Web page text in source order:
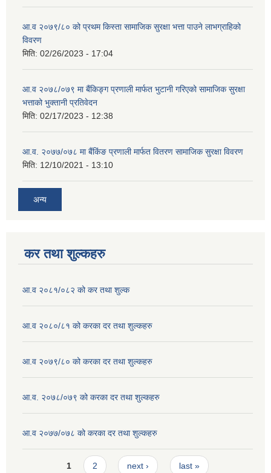
आ.व २०७९/८० को प्रथम किस्ता सामाजिक सुरक्षा भत्ता पाउने लाभग्राहिको
विवरण
मिति: 02/26/2023 - 17:04
आ.व २०७८/०७९ मा बैंकिङ्ग प्रणाली मार्फत भुटानी गरिएको सामाजिक सुरक्षा
भत्ताको भुक्तानी प्रतिवेदन
मिति: 02/17/2023 - 12:38
आ.व. २०७७/०७८ मा बैंकिंङ प्रणाली मार्फत वितरण सामाजिक सुरक्षा विवरण
मिति: 12/10/2021 - 13:10
अन्य
कर तथा शुल्कहरु
आ.व २०८१/०८२ को कर तथा शुल्क
आ.व २०८०/८१ को करका दर तथा शुल्कहरु
आ.व २०७९/८० को करका दर तथा शुल्कहरु
आ.व. २०७८/०७९ को करका दर तथा शुल्कहरु
आ.व २०७७/०७८ को करका दर तथा शुल्कहरु
Pages1 2 next › last »